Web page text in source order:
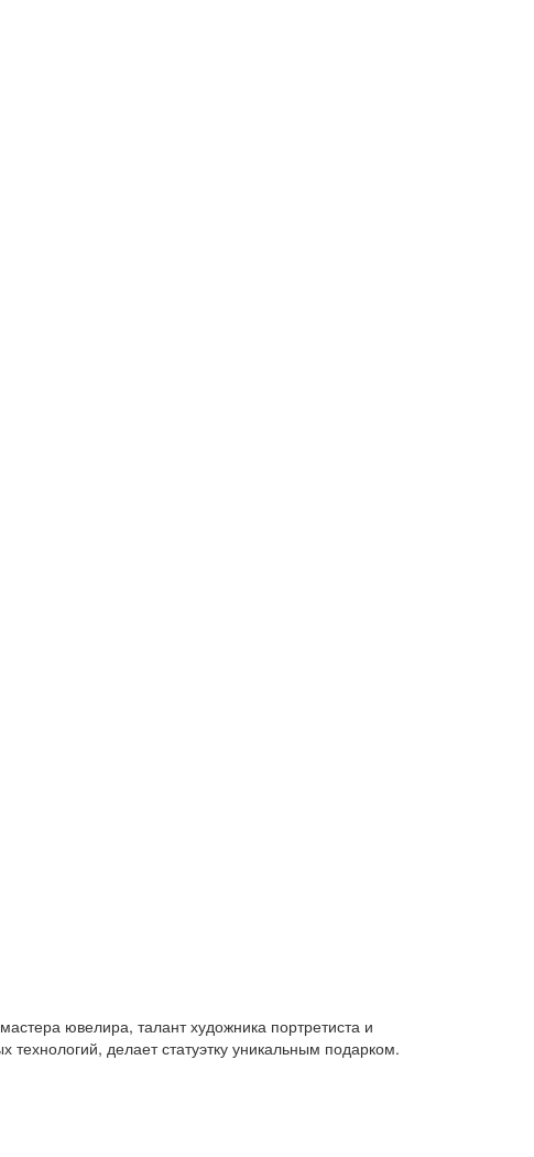
ювелира, талант художника портретиста и
делает статуэтку уникальным подарком.